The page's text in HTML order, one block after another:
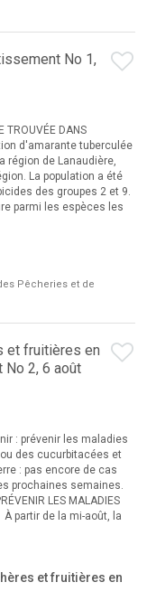
No 1,
TROUVÉE DANS
d'amarante tuberculée
région de Lanaudière,
La population a été
des groupes 2 et 9.
parmi les espèces les
Pêcheries et de
et fruitières en
2, 6 août
: prévenir les maladies
des cucurbitacées et
: pas encore de cas
prochaines semaines.
LES MALADIES
À partir de la mi-août, la
et fruitières en